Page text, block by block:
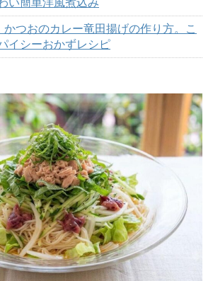
かつおのカレー竜田揚げの作り方。こ
イシーおかずレシピ